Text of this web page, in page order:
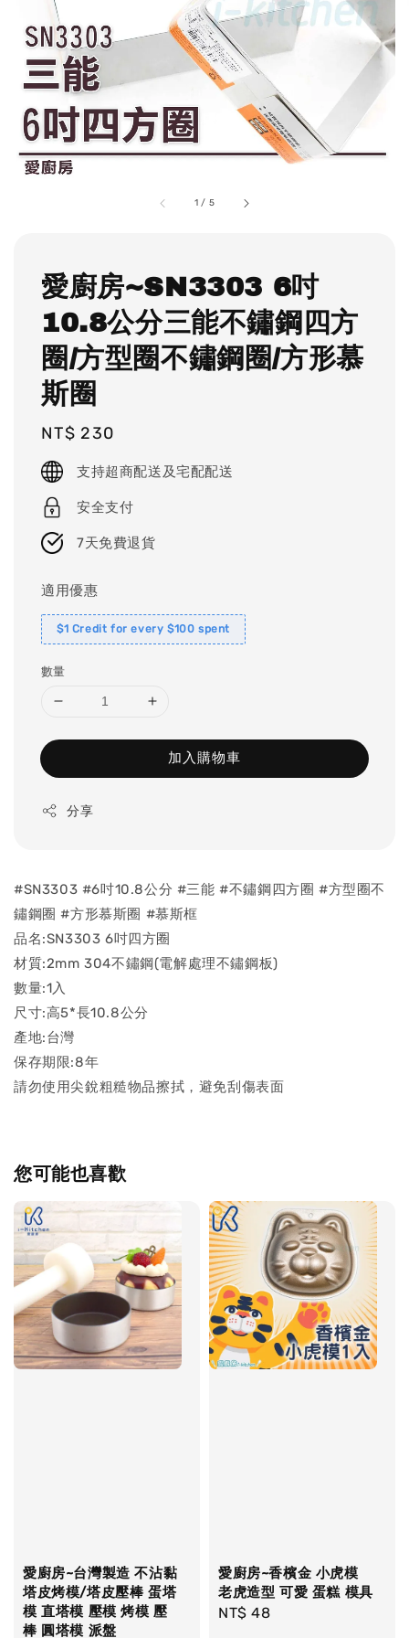
1 / 5
愛廚房~SN3303 6吋
10.8公分三能不鏽鋼四方
圈/方型圈不鏽鋼圈/方形慕
斯圈
Regular
price
NT$ 230
支持超商配送及宅配配送
安全支付
7天免費退貨
適用優惠
$1 Credit for every $100 spent
數量
加入購物車
分享
#SN3303 #6吋10.8公分 #三能 #不鏽鋼四方圈 #方型圈不
鏽鋼圈 #方形慕斯圈 #慕斯框
品名:SN3303 6吋四方圈
材質:2mm 304不鏽鋼(電解處理不鏽鋼板)
數量:1入
尺寸:高5*長10.8公分
產地:台灣
保存期限:8年
請勿使用尖銳粗糙物品擦拭，避免刮傷表面
您可能也喜歡
愛廚房~台灣製造 不沾黏
塔皮烤模/塔皮壓棒 蛋塔
模 直塔模 壓模 烤模 壓
棒 圓塔模 派盤
愛廚房~香檳金 小虎模
老虎造型 可愛 蛋糕 模具
Regular
NT$ 48